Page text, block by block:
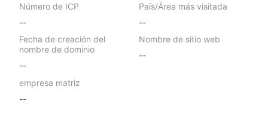
Número de ICP
--
País/Área más visitada
--
Fecha de creación del
nombre de dominio
--
Nombre de sitio web
--
empresa matriz
--